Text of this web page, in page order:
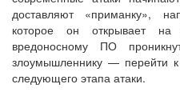
доставляют «приманку»,
которое он открывает на
вредоносному ПО
злоумышленнику — перейти
следующего этапа атаки.